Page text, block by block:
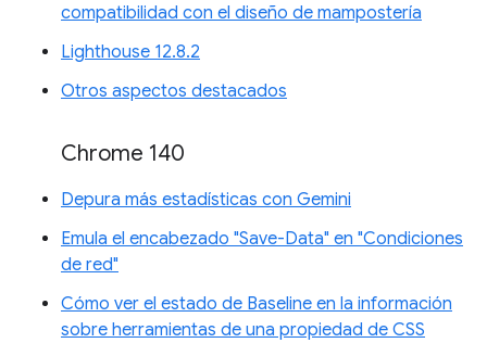
compatibilidad con el diseño de mampostería
Lighthouse 12.8.2
Otros aspectos destacados
Chrome 140
Depura más estadísticas con Gemini
Emula el encabezado "Save-Data" en "Condiciones
de red"
Cómo ver el estado de Baseline en la información
sobre herramientas de una propiedad de CSS